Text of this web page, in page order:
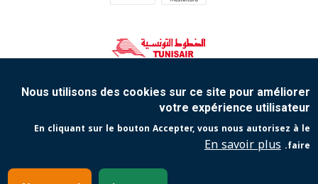
Copyright 2023 Tunisair. Tous droits réservés
Conditions générales de Transport
Conditions générales de Vente
Protection de vos données personnellesContact
Nous utilisons des cookies sur ce site pour améliorer
votre expérience utilisateur
En cliquant sur le bouton Accepter, vous nous autorisez à le
faire.
En savoir plus